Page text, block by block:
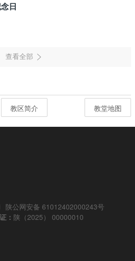
日
教区简介 教堂地图
陕公网安备 61012402000243号
： 陕（2025） 00000010